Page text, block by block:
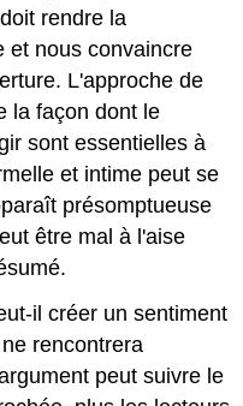
rendre la
et nous convaincre
L'approche de
la façon dont le
sont essentielles à
et intime peut se
présomptueuse
être mal à l'aise
il créer un sentiment
rencontrera
peut suivre le